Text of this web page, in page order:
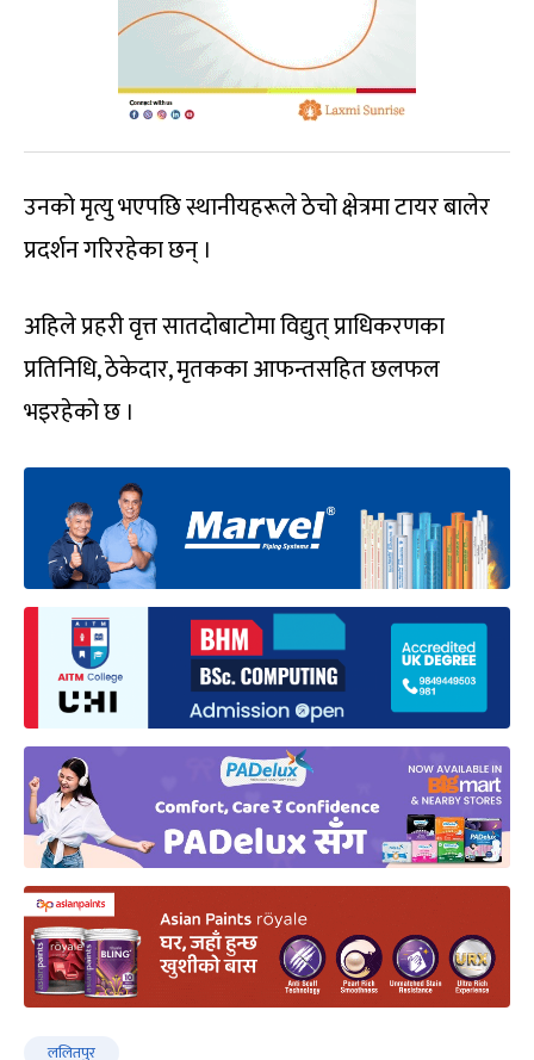
उनको मृत्यु भएपछि स्थानीयहरूले ठेचो क्षेत्रमा टायर बालेर
प्रदर्शन गरिरहेका छन् ।
अहिले प्रहरी वृत्त सातदोबाटोमा विद्युत् प्राधिकरणका
प्रतिनिधि, ठेकेदार, मृतकका आफन्तसहित छलफल
भइरहेको छ ।
ललितपुर